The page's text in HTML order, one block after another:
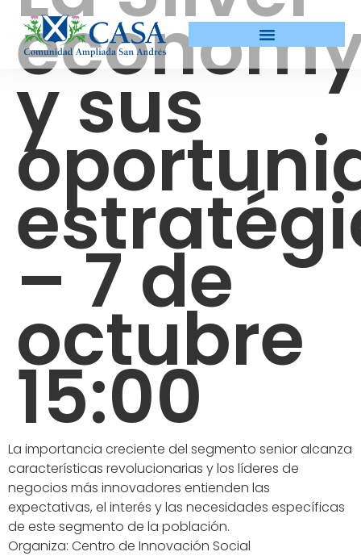
y sus
– 7 de
octubre
15:00
La importancia creciente del segmento senior alcanza
características revolucionarias y los líderes de
negocios más innovadores entienden las
expectativas, el interés y las necesidades específicas
de este segmento de la población.
Organiza: Centro de Innovación Social